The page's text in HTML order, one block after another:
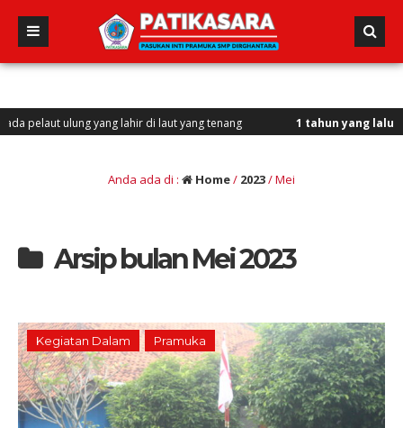
ulung yang lahir di laut yang tenang 1 tahun yang lalu/ Vini, Vidi,
Anda ada di : Home/ 2023/Mei
Arsip bulan Mei 2023
Kegiatan Dalam Pramuka